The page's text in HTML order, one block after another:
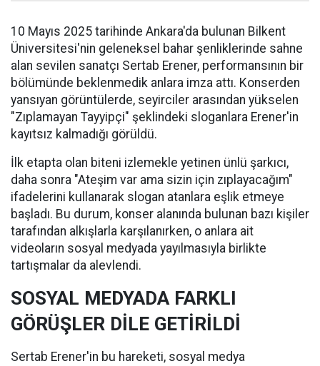
10 Mayıs 2025 tarihinde Ankara'da bulunan Bilkent
Üniversitesi'nin geleneksel bahar şenliklerinde sahne
alan sevilen sanatçı Sertab Erener, performansının bir
bölümünde beklenmedik anlara imza attı. Konserden
yansıyan görüntülerde, seyirciler arasından yükselen
"Zıplamayan Tayyipçi" şeklindeki sloganlara Erener'in
kayıtsız kalmadığı görüldü.
İlk etapta olan biteni izlemekle yetinen ünlü şarkıcı,
daha sonra "Ateşim var ama sizin için zıplayacağım"
ifadelerini kullanarak slogan atanlara eşlik etmeye
başladı. Bu durum, konser alanında bulunan bazı kişiler
tarafından alkışlarla karşılanırken, o anlara ait
videoların sosyal medyada yayılmasıyla birlikte
tartışmalar da alevlendi.
SOSYAL MEDYADA FARKLI
GÖRÜŞLER DİLE GETİRİLDİ
Sertab Erener'in bu hareketi, sosyal medya